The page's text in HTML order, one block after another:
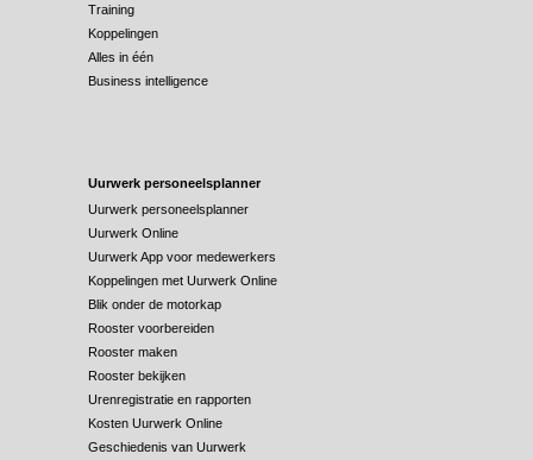
Training
Koppelingen
Alles in één
Business intelligence
Uurwerk personeelsplanner
Uurwerk personeelsplanner
Uurwerk Online
Uurwerk App voor medewerkers
Koppelingen met Uurwerk Online
Blik onder de motorkap
Rooster voorbereiden
Rooster maken
Rooster bekijken
Urenregistratie en rapporten
Kosten Uurwerk Online
Geschiedenis van Uurwerk